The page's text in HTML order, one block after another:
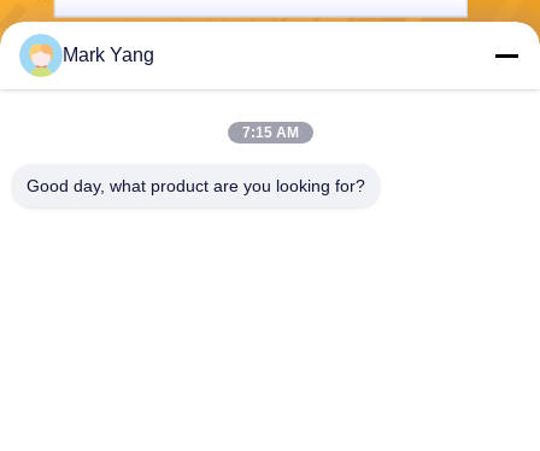
Mark Yang
7:15 AM
Good day, what product are you looking for?